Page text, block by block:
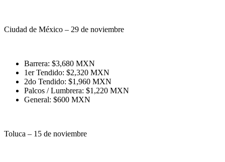
Ciudad de México – 29 de noviembre
Barrera: $3,680 MXN
1er Tendido: $2,320 MXN
2do Tendido: $1,960 MXN
Palcos / Lumbrera: $1,220 MXN
General: $600 MXN
Toluca – 15 de noviembre